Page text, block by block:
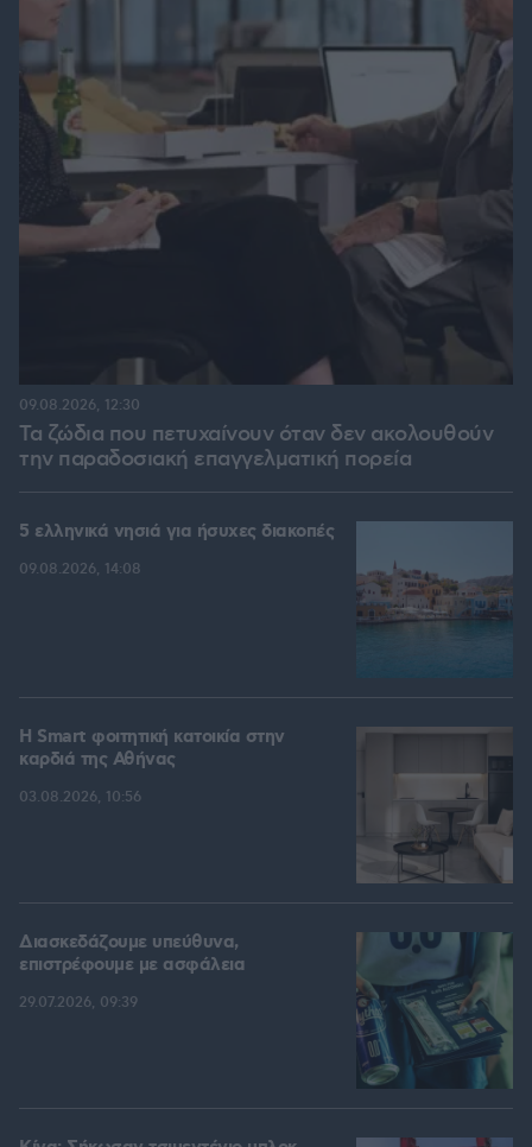
Τα ζώδια που πετυχαίνουν όταν δεν ακολουθούν
την παραδοσιακή επαγγελματική πορεία
09.08.2026, 12:30
5 ελληνικά νησιά για ήσυχες διακοπές
09.08.2026, 14:08
Η Smart φοιτητική κατοικία στην
καρδιά της Αθήνας
03.08.2026, 10:56
Διασκεδάζουμε υπεύθυνα,
επιστρέφουμε με ασφάλεια
29.07.2026, 09:39